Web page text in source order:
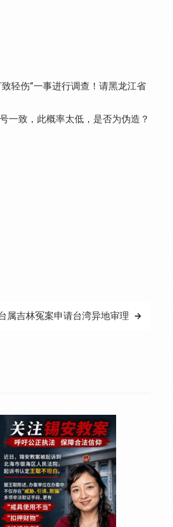
轻伤”一事进行调查！请黑龙江省
一致，此概率太低，是否为伪造？
属吉林冤案申请台湾异地审理